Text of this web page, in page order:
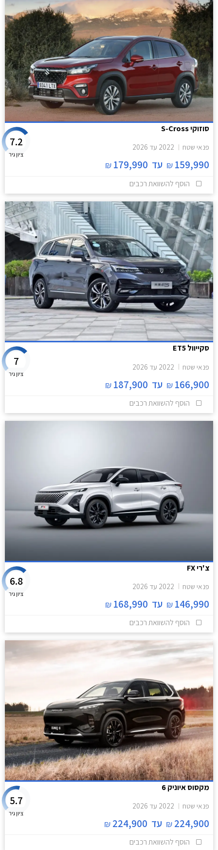
סוזוקי S-Cross
פנאי שטח 2022 עד 2026
159,990
₪ עד 179,990
₪
7.2
ציון גיר
הוסף להשוואת רכבים
סקייוול ET5
פנאי שטח 2022 עד 2026
166,900
₪ עד 187,900
₪
7
ציון גיר
הוסף להשוואת רכבים
צ'רי FX
פנאי שטח 2022 עד 2026
146,990
₪ עד 168,990
₪
6.8
ציון גיר
הוסף להשוואת רכבים
מקסוס איוניק 6
פנאי שטח 2022 עד 2026
224,900
₪ עד 224,900
₪
5.7
ציון גיר
הוסף להשוואת רכבים